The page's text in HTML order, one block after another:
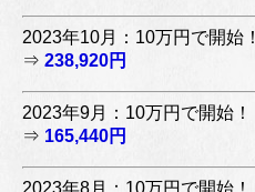
2023年10月：10万円で開始！
⇒ 238,920円
2023年9月：10万円で開始！
⇒ 165,440円
2023年8月：10万円で開始！